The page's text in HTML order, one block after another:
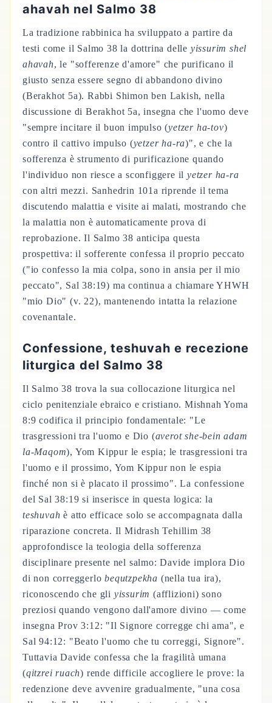
ahavah nel Salmo 38
La tradizione rabbinica ha sviluppato a partire da
testi come il Salmo 38 la dottrina delle yissurim shel
ahavah, le "sofferenze d'amore" che purificano il
giusto senza essere segno di abbandono divino
(Berakhot 5a). Rabbi Shimon ben Lakish, nella
discussione di Berakhot 5a, insegna che l'uomo deve
"sempre incitare il buon impulso (yetzer ha-tov)
contro il cattivo impulso (yetzer ha-ra)", e che la
sofferenza è strumento di purificazione quando
l'individuo non riesce a sconfiggere ilyetzer ha-ra
con altri mezzi. Sanhedrin 101a riprende il tema
discutendo malattia e visite ai malati, mostrando che
la malattia non è automaticamente prova di
reprobazione. Il Salmo 38 anticipa questa
prospettiva: il sofferente confessa il proprio peccato
("io confesso la mia colpa, sono in ansia per il mio
peccato", Sal 38:19) ma continua a chiamare YHWH
"mio Dio" (v. 22), mantenendo intatta la relazione
covenantale.
Confessione, teshuvah e recezione
liturgica del Salmo 38
Il Salmo 38 trova la sua collocazione liturgica nel
ciclo penitenziale ebraico e cristiano. Mishnah Yoma
8:9 codifica il principio fondamentale: "Le
trasgressioni tra l'uomo e Dio (averot she-bein adam
la-Maqom), Yom Kippur le espia; le trasgressioni tra
l'uomo e il prossimo, Yom Kippur non le espia
finché non si è placato il prossimo". La confessione
del Sal 38:19 si inserisce in questa logica: la
teshuvah è atto efficace solo se accompagnata dalla
riparazione concreta. Il Midrash Tehillim 38
approfondisce la teologia della sofferenza
disciplinare presente nel salmo: Davide implora Dio
di non correggerlobequtzpekha (nella tua ira),
riconoscendo che gli yissurim (afflizioni) sono
preziosi quando vengono dall'amore divino — come
insegna Prov 3:12: "Il Signore corregge chi ama", e
Sal 94:12: "Beato l'uomo che tu correggi, Signore".
Tuttavia Davide confessa che la fragilità umana
(qitzrei ruach) rende difficile accogliere le prove: la
redenzione deve avvenire gradualmente, "una cosa